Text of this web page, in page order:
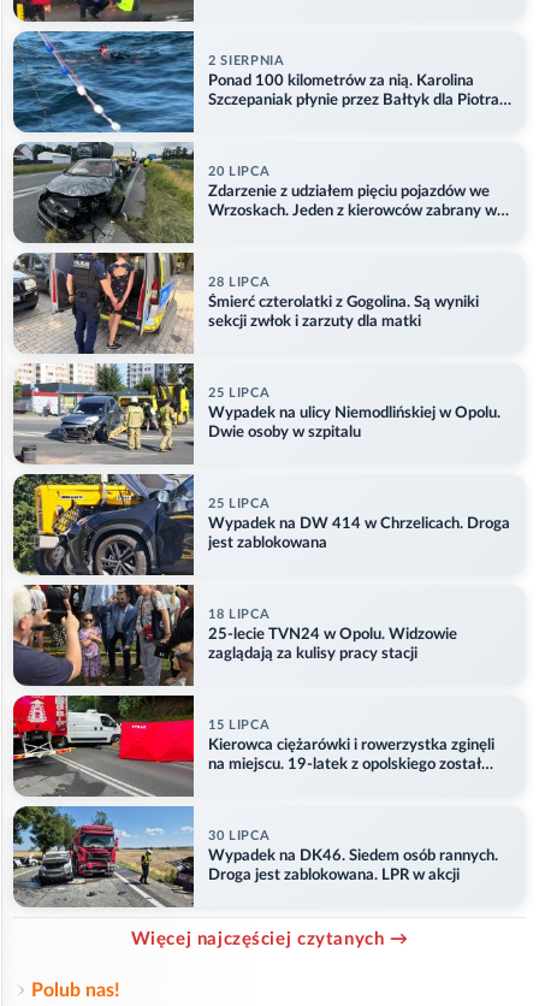
2 SIERPNIA
Ponad 100 kilometrów za nią. Karolina
Szczepaniak płynie przez Bałtyk dla Piotra.
20 LIPCA
Zdarzenie z udziałem pięciu pojazdów we
Wrzoskach. Jeden z kierowców zabrany w
28 LIPCA
Śmierć czterolatki z Gogolina. Są wyniki
sekcji zwłok i zarzuty dla matki
25 LIPCA
Wypadek na ulicy Niemodlińskiej w Opolu.
Dwie osoby w szpitalu
25 LIPCA
Wypadek na DW 414 w Chrzelicach. Droga
jest zablokowana
18 LIPCA
25-lecie TVN24 w Opolu. Widzowie
zaglądają za kulisy pracy stacji
15 LIPCA
Kierowca ciężarówki i rowerzystka zginęli
na miejscu. 19-latek z opolskiego został
30 LIPCA
Wypadek na DK46. Siedem osób rannych.
Droga jest zablokowana. LPR w akcji
Więcej najczęściej czytanych →
Polub nas!